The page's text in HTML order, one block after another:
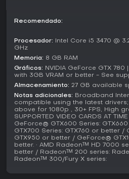
digitales de la ciudad. Esto se
Watch Dogs 2 sigue envejeciendo
puntuaciones de 75/100 en
una recepción generalmente
sobre el primer juego. Los
vibrante y la variedad de
siendo atractivo para partidas no
creativos. Elecciones recientes de
Juego del Mes en Reddit de marzo
Recomendado:
Procesador: Intel Core i5 3470 @
GHz
Memoria: 8 GB RAM
Gráficos: NVIDIA GeForce GTX
with 3GB VRAM or better - See
Almacenamiento: 27 GB available
Notas adicionales: Broadband
compatible using the latest
above for 1080p , 30+ FPS, High
SUPPORTED VIDEO CARDS AT
GeForce® GTX600 Series:
GTX700 Series: GTX760 or better
GTX950 or better / GeForce®
better. • AMD Radeon™ HD 7000
better / Radeon™ 200 series:
Radeon™ 300/Fury X series: